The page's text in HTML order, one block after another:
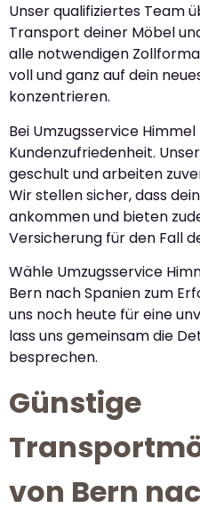
Unser qualifiziertes Team
Transport deiner Möbel
alle notwendigen
voll und ganz auf dein
konzentrieren.
Bei Umzugsservice
Kundenzufriedenheit.
geschult und arbeiten
Wir stellen sicher, dass
ankommen und bieten
Versicherung für den Fall
Wähle Umzugsservice
Bern nach Spanien zum
uns noch heute für eine
lass uns gemeinsam die
besprechen.
Günstige
von Bern